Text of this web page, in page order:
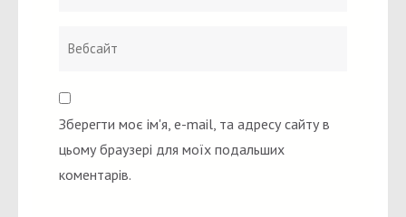
Зберегти моє ім'я, e-mail, та адресу сайту в
цьому браузері для моїх подальших
коментарів.